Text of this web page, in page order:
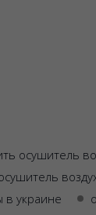
осушитель
в украине